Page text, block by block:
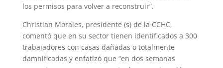
los permisos para volver a reconstruir”.
Christian Morales, presidente (s) de la CCHC,
comentó que en su sector tienen identificados a 300
trabajadores con casas dañadas o totalmente
damnificadas y enfatizó que “en dos semanas